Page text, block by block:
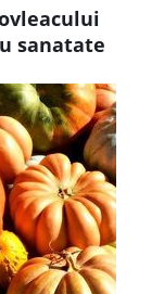
sanatate